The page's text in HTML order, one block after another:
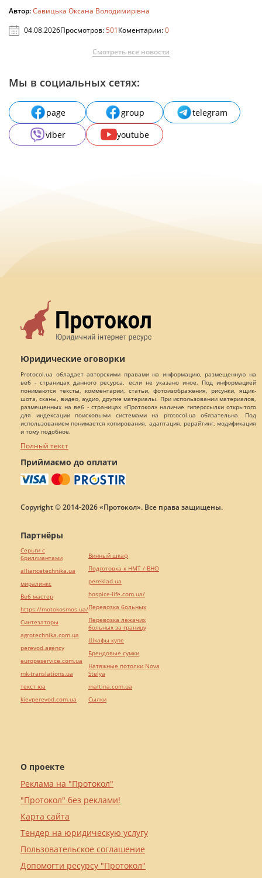
Автор:Савицька Оксана Володимирівна
04.08.2026Просмотров:501Коментарии:0
Смотреть все новости
Мы в социальных сетях:
page group
telegram
viber
youtube
Юридические оговорки
Protocol.ua обладает авторскими правами на информацию, размещенную на
веб - страницах данного ресурса, если не указано иное. Под информацией
понимаются тексты, комментарии, статьи, фотоизображения, рисунки, ящик-
шота, сканы, видео, аудио, другие материалы. При использовании материалов,
размещенных на веб - страницах «Протокол» наличие гиперссылки открытого
для индексации поисковыми системами на protocol.ua обязательна. Под
использованием понимается копирования, адаптация, рерайтинг, модификация
и тому подобное.
Полный текст
Приймаємо до оплати
Copyright © 2014-2026 «Протокол». Все права защищены.
О проекте
Реклама на "Протокол"
"Протокол" без реклами!
Карта сайта
Тендер на юридическую услугу
Пользовательское соглашение
Допомогти ресурсу "Протокол"
Партнёры
Серьги с
бриллиантами
alliancetechnika.ua
миралинкс
Веб мастер
https://motokosmos.ua/
Синтезаторы
agrotechnika.com.ua
perevod.agency
europeservice.com.ua
mk-translations.ua
текст юа
kievperevod.com.ua
Винный шкаф
Подготовка к НМТ / ВНО
pereklad.ua
hospice-life.com.ua/
Перевозка больных
Перевозка лежачих
больных за границу
Шкафы купе
Брендовые сумки
Натяжные потолки Nova
Stelya
maltina.com.ua
Cылки